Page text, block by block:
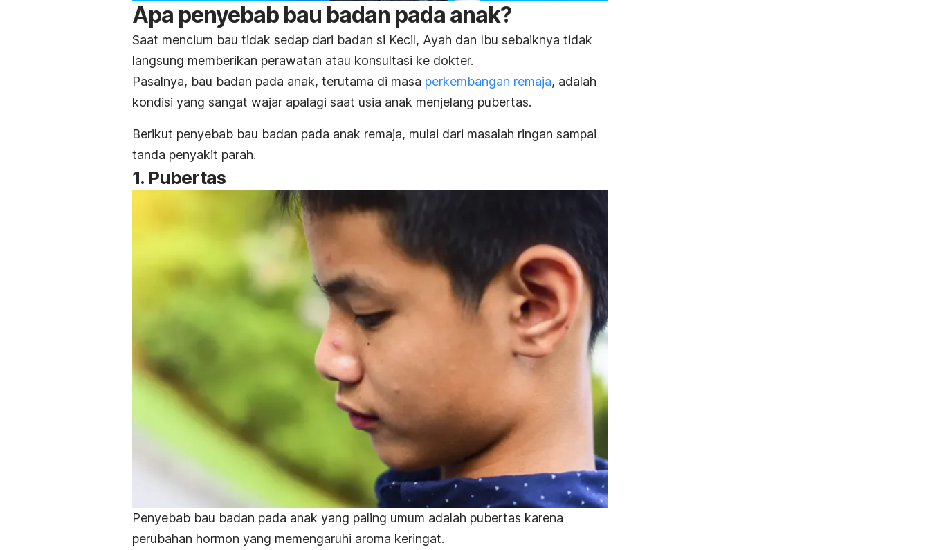
Apa penyebab bau badan pada anak?
Saat mencium bau tidak sedap dari badan si Kecil, Ayah dan Ibu sebaiknya tidak
langsung memberikan perawatan atau konsultasi ke dokter.
Pasalnya, bau badan pada anak, terutama di masa perkembangan remaja, adalah
kondisi yang sangat wajar apalagi saat usia anak menjelang pubertas.
Berikut penyebab bau badan pada anak remaja, mulai dari masalah ringan sampai
tanda penyakit parah.
1. Pubertas
Penyebab bau badan pada anak yang paling umum adalah pubertas karena
perubahan hormon yang memengaruhi aroma keringat.